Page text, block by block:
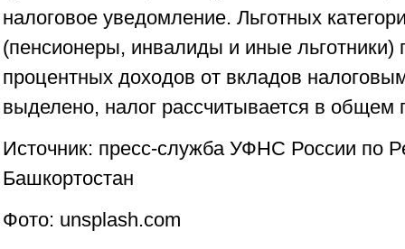
налоговое уведомление. Льготных
(пенсионеры, инвалиды и иные льготники)
процентных доходов от вкладов
выделено, налог рассчитывается в общем
Источник: пресс-служба УФНС России по
Башкортостан
Фото: unsplash.com